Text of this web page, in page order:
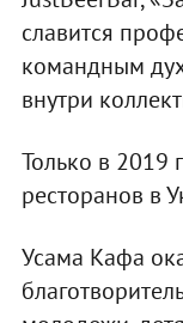
славится
командным
внутри
Только в 2019
ресторанов в
Усама Кафа